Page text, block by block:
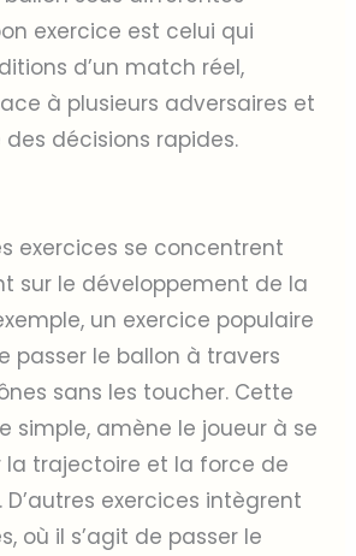
exercice est celui qui
d’un match réel,
à plusieurs adversaires et
décisions rapides.
exercices se concentrent
sur le développement de la
un exercice populaire
passer le ballon à travers
sans les toucher. Cette
simple, amène le joueur à se
la trajectoire et la force de
exercices intègrent
où il s’agit de passer le